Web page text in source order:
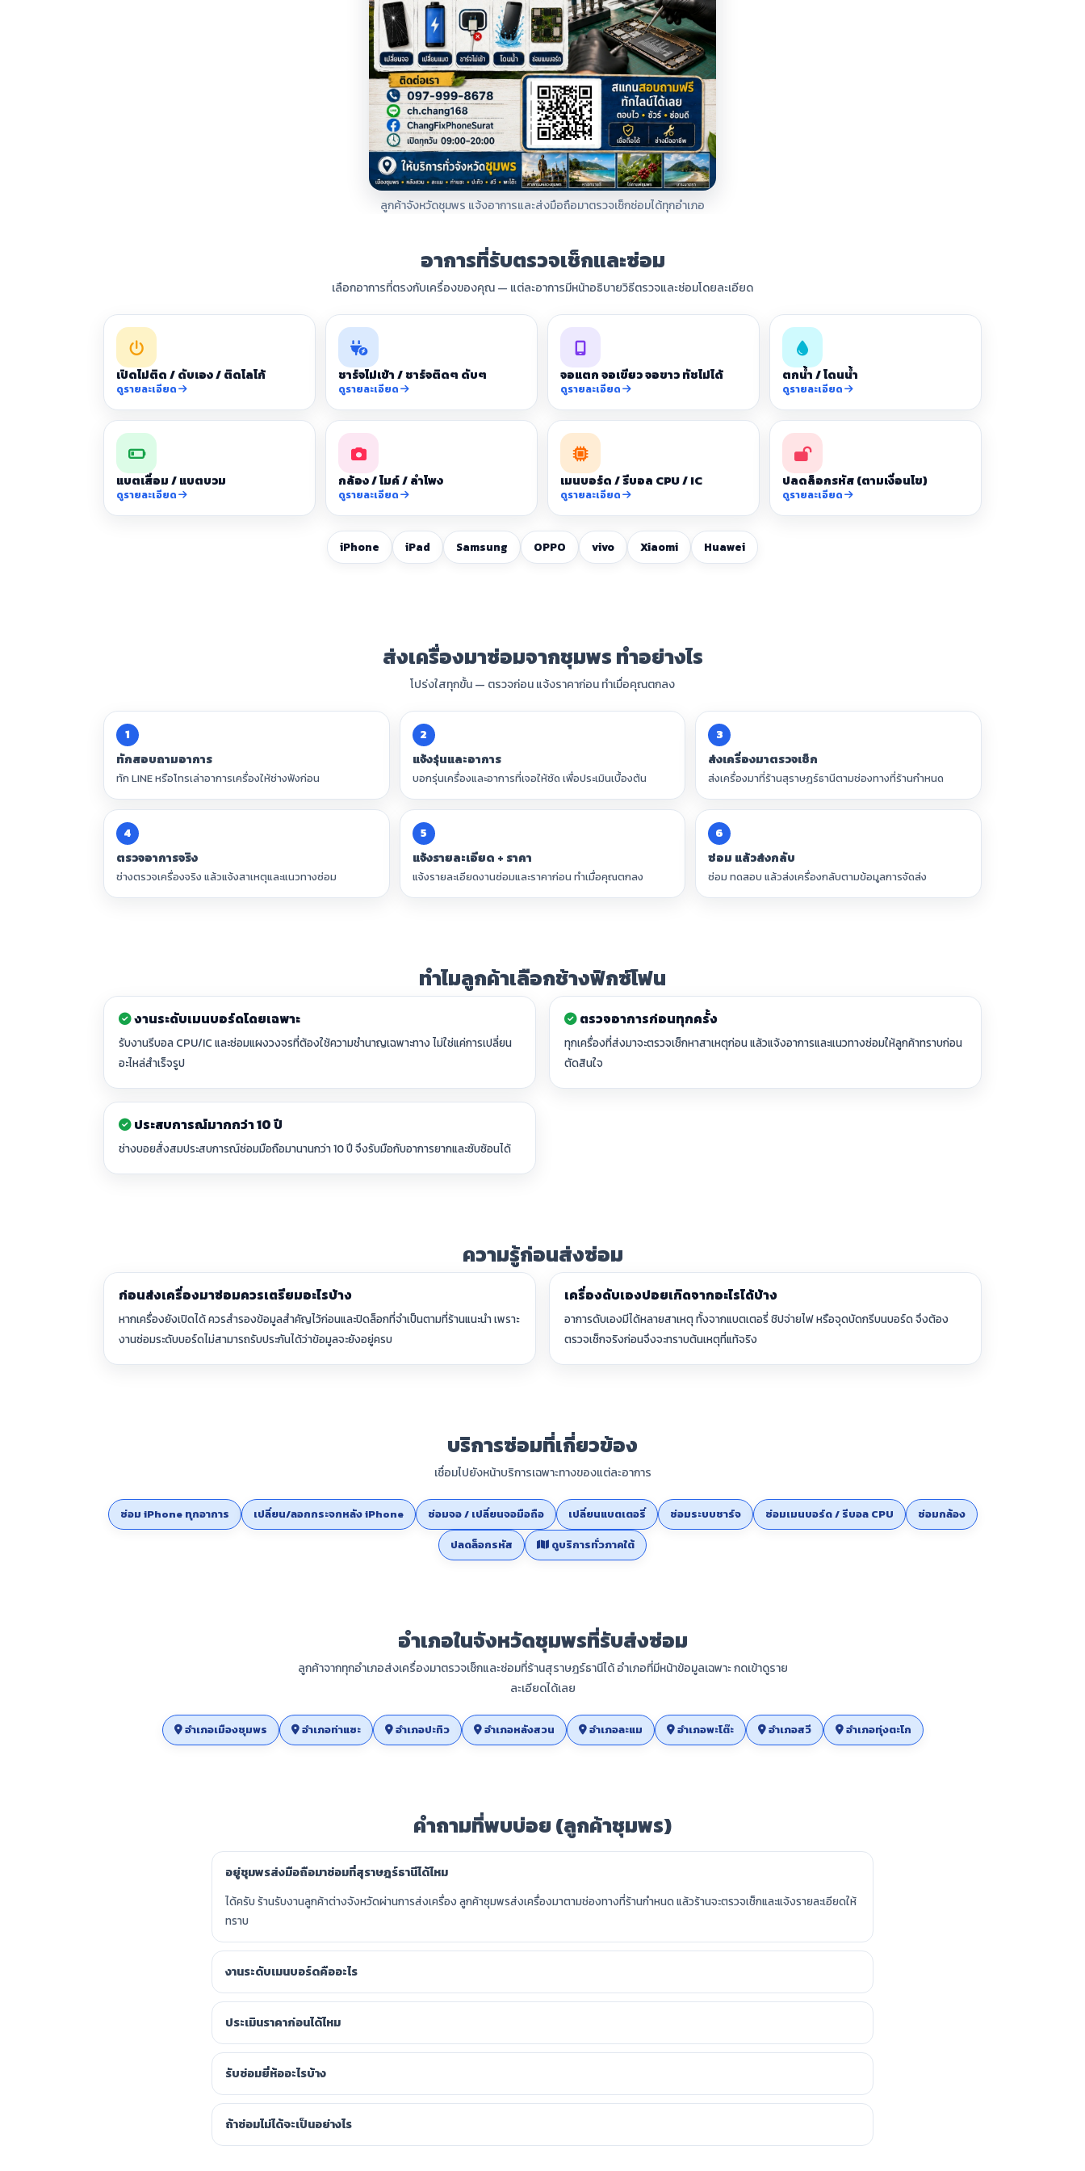
ลูกค้าจังหวัดชุมพร แจ้งอาการและส่งมือถือมาตรวจเช็กซ่อมได้ทุกอำเภอ
อาการที่รับตรวจเช็กและซ่อม
เลือกอาการที่ตรงกับเครื่องของคุณ — แต่ละอาการมีหน้าอธิบายวิธีตรวจและซ่อมโดยละเอียด
เปิดไม่ติด / ดับเอง / ติดโลโก้
ดูรายละเอียด
ชาร์จไม่เข้า / ชาร์จติดๆ ดับๆ
ดูรายละเอียด
จอแตก จอเขียว จอขาว ทัชไม่ได้
ดูรายละเอียด
ตกน้ำ / โดนน้ำ
ดูรายละเอียด
แบตเสื่อม / แบตบวม
ดูรายละเอียด
กล้อง / ไมค์ / ลำโพง
ดูรายละเอียด
เมนบอร์ด / รีบอล CPU / IC
ดูรายละเอียด
ปลดล็อกรหัส (ตามเงื่อนไข)
ดูรายละเอียด
iPhone iPad Samsung OPPO vivo Xiaomi Huawei
ส่งเครื่องมาซ่อมจากชุมพร ทำอย่างไร
โปร่งใสทุกขั้น — ตรวจก่อน แจ้งราคาก่อน ทำเมื่อคุณตกลง
1
ทักสอบถามอาการ
ทัก LINE หรือโทรเล่าอาการเครื่องให้ช่างฟังก่อน
2
แจ้งรุ่นและอาการ
บอกรุ่นเครื่องและอาการที่เจอให้ชัด เพื่อประเมินเบื้องต้น
3
ส่งเครื่องมาตรวจเช็ก
ส่งเครื่องมาที่ร้านสุราษฎร์ธานีตามช่องทางที่ร้านกำหนด
4
ตรวจอาการจริง
ช่างตรวจเครื่องจริง แล้วแจ้งสาเหตุและแนวทางซ่อม
5
แจ้งรายละเอียด + ราคา
แจ้งรายละเอียดงานซ่อมและราคาก่อน ทำเมื่อคุณตกลง
6
ซ่อม แล้วส่งกลับ
ซ่อม ทดสอบ แล้วส่งเครื่องกลับตามข้อมูลการจัดส่ง
ทำไมลูกค้าเลือกช้างฟิกซ์โฟน
งานระดับเมนบอร์ดโดยเฉพาะ
รับงานรีบอล CPU/IC และซ่อมแผงวงจรที่ต้องใช้ความชำนาญเฉพาะทาง ไม่ใช่แค่การเปลี่ยน
อะไหล่สำเร็จรูป
ตรวจอาการก่อนทุกครั้ง
ทุกเครื่องที่ส่งมาจะตรวจเช็กหาสาเหตุก่อน แล้วแจ้งอาการและแนวทางซ่อมให้ลูกค้าทราบก่อน
ตัดสินใจ
ประสบการณ์มากกว่า 10 ปี
ช่างบอยสั่งสมประสบการณ์ซ่อมมือถือมานานกว่า 10 ปี จึงรับมือกับอาการยากและซับซ้อนได้
ความรู้ก่อนส่งซ่อม
ก่อนส่งเครื่องมาซ่อมควรเตรียมอะไรบ้าง
หากเครื่องยังเปิดได้ ควรสำรองข้อมูลสำคัญไว้ก่อนและปิดล็อกที่จำเป็นตามที่ร้านแนะนำ เพราะ
งานซ่อมระดับบอร์ดไม่สามารถรับประกันได้ว่าข้อมูลจะยังอยู่ครบ
เครื่องดับเองบ่อยเกิดจากอะไรได้บ้าง
อาการดับเองมีได้หลายสาเหตุ ทั้งจากแบตเตอรี่ ชิปจ่ายไฟ หรือจุดบัดกรีบนบอร์ด จึงต้อง
ตรวจเช็กจริงก่อนจึงจะทราบต้นเหตุที่แท้จริง
บริการซ่อมที่เกี่ยวข้อง
เชื่อมไปยังหน้าบริการเฉพาะทางของแต่ละอาการ
ซ่อม iPhone ทุกอาการ เปลี่ยน/ลอกกระจกหลัง iPhone ซ่อมจอ / เปลี่ยนจอมือถือ เปลี่ยนแบตเตอรี่ ซ่อมระบบชาร์จ ซ่อมเมนบอร์ด / รีบอล CPU
ซ่อมกล้อง
ปลดล็อกรหัส
ดูบริการทั่วภาคใต้
อำเภอในจังหวัดชุมพรที่รับส่งซ่อม
ลูกค้าจากทุกอำเภอส่งเครื่องมาตรวจเช็กและซ่อมที่ร้านสุราษฎร์ธานีได้ อำเภอที่มีหน้าข้อมูลเฉพาะ กดเข้าดูราย
ละเอียดได้เลย
อำเภอเมืองชุมพร อำเภอท่าแซะ อำเภอปะทิว อำเภอหลังสวน อำเภอละแม อำเภอพะโต๊ะ อำเภอสวี อำเภอทุ่งตะโก
คำถามที่พบบ่อย (ลูกค้าชุมพร)
อยู่ชุมพรส่งมือถือมาซ่อมที่สุราษฎร์ธานีได้ไหม
ได้ครับ ร้านรับงานลูกค้าต่างจังหวัดผ่านการส่งเครื่อง ลูกค้าชุมพรส่งเครื่องมาตามช่องทางที่ร้านกำหนด แล้วร้านจะตรวจเช็กและแจ้งรายละเอียดให้
ทราบ
งานระดับเมนบอร์ดคืออะไร
ประเมินราคาก่อนได้ไหม
รับซ่อมยี่ห้ออะไรบ้าง
ถ้าซ่อมไม่ได้จะเป็นอย่างไร